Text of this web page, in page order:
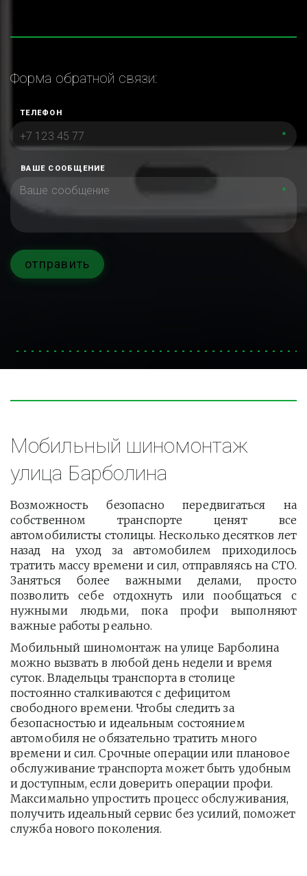
Форма обратной связи:
ТЕЛЕФОН
*
ВАШЕ СООБЩЕНИЕ
*
отправить
Мобильный шиномонтаж
улица Барболина
Возможность безопасно передвигаться на
собственном транспорте ценят все
автомобилисты столицы. Несколько десятков лет
назад на уход за автомобилем приходилось
тратить массу времени и сил, отправляясь на СТО.
Заняться более важными делами, просто
позволить себе отдохнуть или пообщаться с
нужными людьми, пока профи выполняют
важные работы реально.
Мобильный шиномонтаж на улице Барболина
можно вызвать в любой день недели и время
суток. Владельцы транспорта в столице
постоянно сталкиваются с дефицитом
свободного времени. Чтобы следить за
безопасностью и идеальным состоянием
автомобиля не обязательно тратить много
времени и сил. Срочные операции или плановое
обслуживание транспорта может быть удобным
и доступным, если доверить операции профи.
Максимально упростить процесс обслуживания,
получить идеальный сервис без усилий, поможет
служба нового поколения.